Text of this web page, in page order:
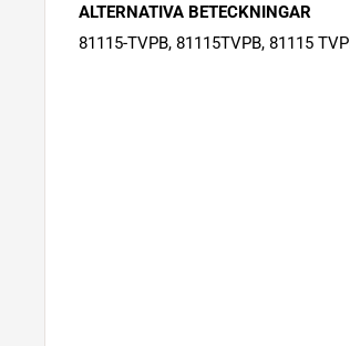
ALTERNATIVA BETECKNINGAR
81115-TVPB, 81115TVPB, 81115